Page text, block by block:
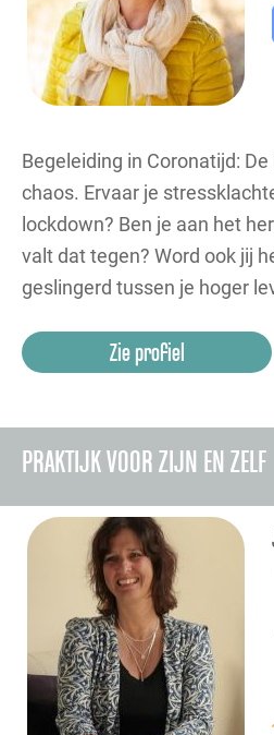
Begeleiding in Coronatijd:
chaos. Ervaar je
lockdown? Ben je aan het
valt dat tegen? Word ook jij
geslingerd tussen je hoger
Zie profiel
PRAKTIJK VOOR ZIJN EN ZELF